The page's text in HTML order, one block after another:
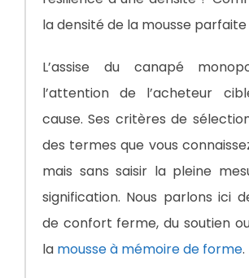
la densité de la mousse parfaite
L’assise du canapé
l’attention de l’acheteur
cause. Ses critères de
des termes que vous
mais sans saisir la pleine
signification. Nous parlons ici
de confort ferme, du soutien
la mousse à mémoire de forme.